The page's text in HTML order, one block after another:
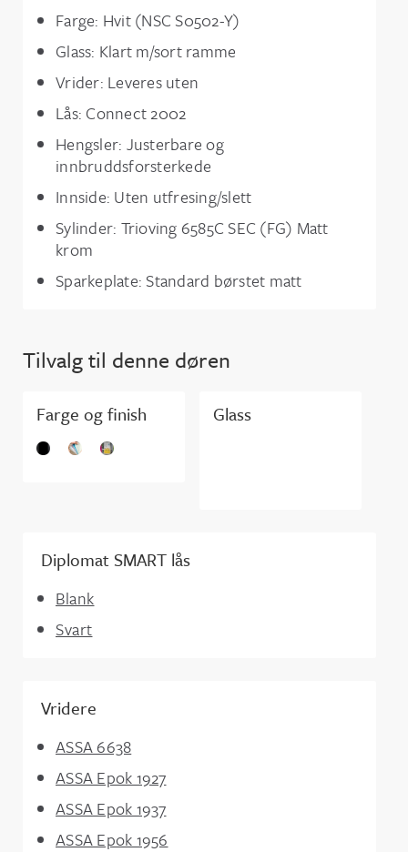
Farge: Hvit (NSC S0502-Y)
Glass: Klart m/sort ramme
Vrider: Leveres uten
Lås: Connect 2002
Hengsler: Justerbare og
innbruddsforsterkede
Innside: Uten utfresing/slett
Sylinder: Trioving 6585C SEC (FG) Matt
krom
Sparkeplate: Standard børstet matt
Tilvalg til denne døren
Farge og finish Glass
Diplomat SMART lås
Blank
Svart
Vridere
ASSA 6638
ASSA Epok 1927
ASSA Epok 1937
ASSA Epok 1956